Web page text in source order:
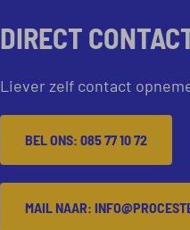
DIRECT
Liever zelf contact
BEL ONS: 085 77 10 72
MAIL NAAR: